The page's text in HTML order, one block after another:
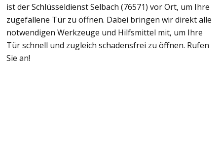
ist der Schlüsseldienst Selbach (76571) vor Ort, um Ihre
zugefallene Tür zu öffnen. Dabei bringen wir direkt alle
notwendigen Werkzeuge und Hilfsmittel mit, um Ihre
Tür schnell und zugleich schadensfrei zu öffnen. Rufen
Sie an!